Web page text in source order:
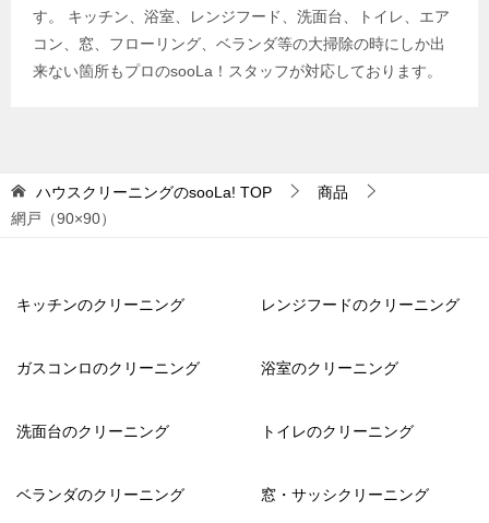
す。 キッチン、浴室、レンジフード、洗面台、トイレ、エア
コン、窓、フローリング、ベランダ等の大掃除の時にしか出
来ない箇所もプロのsooLa！スタッフが対応しております。
ハウスクリーニングのsooLa! TOP
商品
網戸（90×90）
キッチンのクリーニング レンジフードのクリーニング
ガスコンロのクリーニング 浴室のクリーニング
洗面台のクリーニング トイレのクリーニング
ベランダのクリーニング 窓・サッシクリーニング